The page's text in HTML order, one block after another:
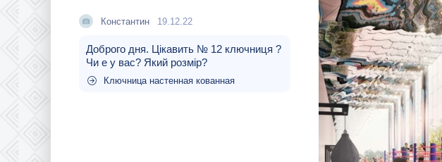
Константин 19.12.22
Доброго дня. Цікавить № 12 ключниця ?
Чи е у вас? Який розмір?
Ключница настенная кованная